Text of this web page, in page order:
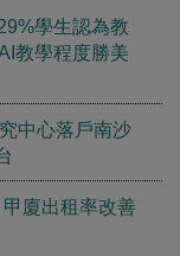
學生認為教
教學程度勝美
中心落戶南沙
甲廈出租率改善